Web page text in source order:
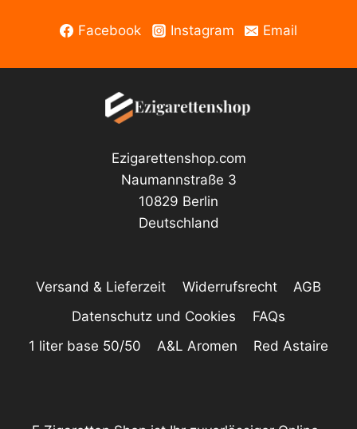
Facebook Instagram Email
Ezigarettenshop.com
Naumannstraße 3
10829 Berlin
Deutschland
Versand & Lieferzeit Widerrufsrecht
AGB
Datenschutz und Cookies
FAQs
1 liter base 50/50
A&L Aromen Red Astaire